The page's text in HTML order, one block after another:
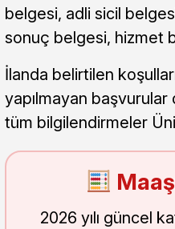
belgesi, adli sicil
sonuç belgesi, hizmet
İlanda belirtilen
yapılmayan başvurular
tüm bilgilendirmeler
2026 yılı güncel